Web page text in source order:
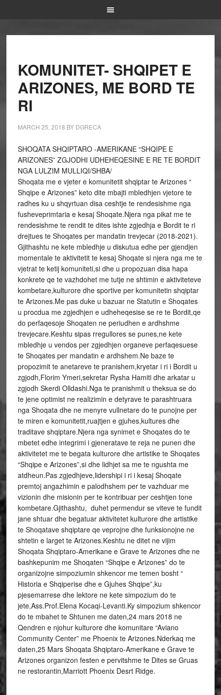
KOMUNITET- SHQIPET E
ARIZONES, ME BORD TE
RI
MARCH 25, 2018 BY DGRECA
SHOQATA SHQIPTARO -AMERIKANE “SHQIPE E
ARIZONES” ZGJODHI UDHEHEQESINE E RE TE BORDIT
NGA LULZIM MULLIQI/SHBA/
Shoqata me e vjeter e komunitetit shqiptar te Arizones “
Shqipe e Arizones” keto dite mbajti mbledhjen vjetore te
radhes ku u shqyrtuan disa ceshtje te rendesishme nga
fusheveprimtaria e kesaj Shoqate.Njera nga pikat me te
rendesishme te rendit te dites ishte zgjedhja e Bordit te ri
drejtues te Shoqates per mandatin trevjecar (2018-2021).
Gjithashtu ne kete mbledhje u diskutua edhe per gjendjen
momentale te aktivitetit te kesaj Shoqate si njera nga me te
vjetrat te ketij komuniteti,si dhe u propozuan disa hapa
konkrete qe te vazhdohet me tutje ne shtimin e aktiviteteve
kombetare,kulturore dhe sportive per komunitetin shqiptar
te Arizones.Me pas duke u bazuar ne Statutin e Shoqates
u procdua me zgjedhjen e udheheqesise se re te Bordit,qe
do perfaqesoje Shoqaten ne periudhen e ardhshme
trevjecare.Keshtu sipas rregullores se punes,ne kete
mbledhje u vendos per zgjedhjen organeve perfaqesuese
te Shoqates per mandatin e ardhshem.Ne baze te
propozimit te anetareve te pranishem,kryetar i ri i Bordit u
zgjodh,Florim Ymeri,sekretar Rysha Hamiti dhe arkatar u
zgjodh Skerdi Olldashi.Nga te pranishmit u theksua se do
te jene optimist ne realizimin e detyrave te parashtruara
nga Shoqata dhe ne menyre vullnetare do te punojne per
te miren e komunitetit,ruajtjen e gjuhes,kultures dhe
traditave shqiptare.Njera nga synimet e Shoqates do te
mbetet edhe integrimi i gjeneratave te reja ne punen dhe
aktivitetet me te begata kulturore dhe artistike te Shoqates
“Shqipe e Arizones”,si dhe lidhjet sa me te ngushta me
atdheun.Pas zgjedhjeve,lidershipi i ri i kesaj Shoqate
premtoj angazhimin e palodhshem per te vazhduar me
vizionin dhe misionin per te kontribuar per ceshtjen tone
kombetare.Gjithashtu, duhet permendur se viteve te fundit
jane shtuar dhe begatuar aktivitetet kulturore dhe artistike
te Shoqatave shqiptare qe veprojne dhe funksionojne ne
shtetin e larget te Arizones.Keshtu ne ditet ne vijim
Shoqata Shqiptaro-Amerikane e Grave te Arizones dhe ne
bashkepunim me Shoqaten “Shqipe e Arizones” do te
organizojne simpoziumin shkencor me temen bosht “
Historia e Shqiperise dhe e Gjuhes Shqipe”,ku
pjesemarrese dhe lektore ne kete simpozium do te
jete,Ass.Prof.Elena Kocaqi-Levanti.Ky simpozium shkencor
do te mbahet te Shtunen me daten,24 mars 2018 ne
Qendren e njohur kulturore dhe komunitare “Aviano
Community Center” me Phoenix te Arizones.Nderkaq me
daten,25 Mars Shoqata Shqiptaro-Amerikane e Grave te
Arizones organizon festen e pervitshme te Dites se Gruas
ne restorantin,Marriott Phoenix Desrt Ridge.